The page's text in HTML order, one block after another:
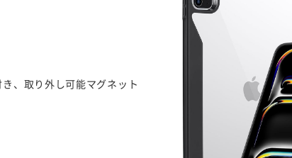
、取り外し可能マグネット